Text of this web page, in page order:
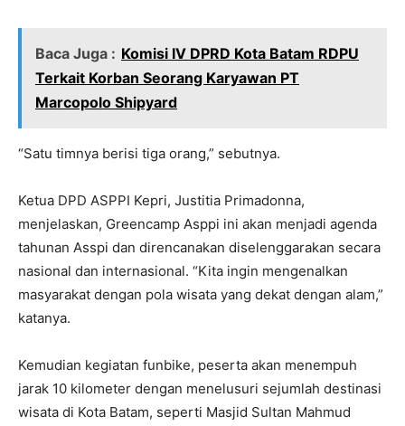
Baca Juga : Komisi IV DPRD Kota Batam RDPU
Terkait Korban Seorang Karyawan PT
Marcopolo Shipyard
“Satu timnya berisi tiga orang,” sebutnya.
Ketua DPD ASPPI Kepri, Justitia Primadonna,
menjelaskan, Greencamp Asppi ini akan menjadi agenda
tahunan Asspi dan direncanakan diselenggarakan secara
nasional dan internasional. “Kita ingin mengenalkan
masyarakat dengan pola wisata yang dekat dengan alam,”
katanya.
Kemudian kegiatan funbike, peserta akan menempuh
jarak 10 kilometer dengan menelusuri sejumlah destinasi
wisata di Kota Batam, seperti Masjid Sultan Mahmud